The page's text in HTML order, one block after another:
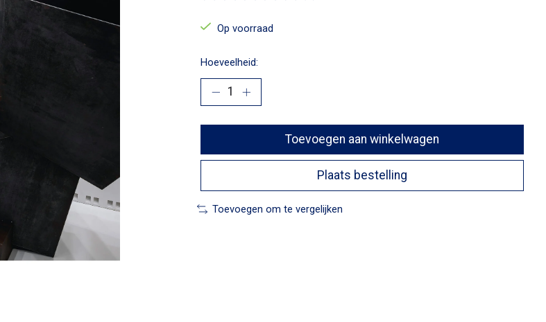
Op voorraad
Hoeveelheid:
Toevoegen aan winkelwagen
Plaats bestelling
Toevoegen om te vergelijken